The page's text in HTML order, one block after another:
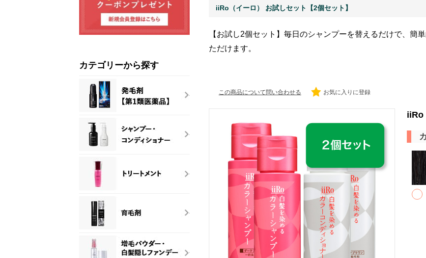
カテゴリーから探す
iiRo（イーロ） お試しセット【2個セット】
【お試し2個セット】毎日のシャンプーを替えるだけで、簡
ただけます。
この商品について問い合わせる お気に入りに登録
iiRo